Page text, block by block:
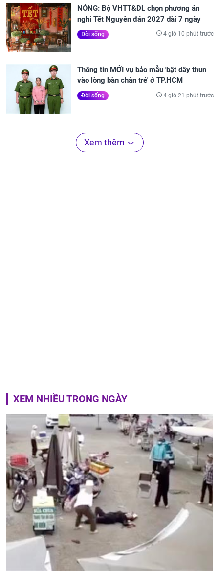
NÓNG: Bộ VHTT&DL chọn phương án
nghỉ Tết Nguyên đán 2027 dài 7 ngày
Đời sống 4 giờ 10 phút trước
Thông tin MỚI vụ bảo mẫu 'bật dây thun
vào lòng bàn chân trẻ' ở TP.HCM
Đời sống 4 giờ 21 phút trước
Xem thêm
XEM NHIỀU TRONG NGÀY